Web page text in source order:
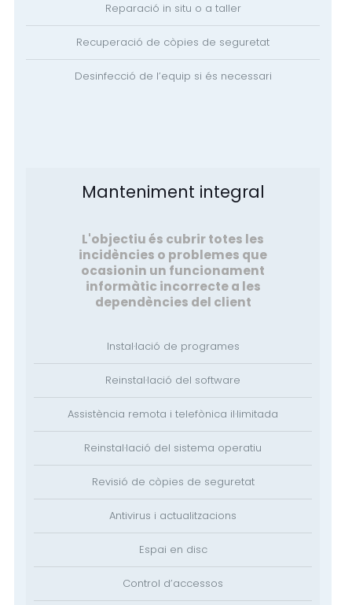
Reparació in situ o a taller
Recuperació de còpies de seguretat
Desinfecció de l’equip si és necessari
Manteniment integral
L'objectiu és cubrir totes les
incidències o problemes que
ocasionin un funcionament
informàtic incorrecte a les
dependències del client
Instal·lació de programes
Reinstal·lació del software
Assistència remota i telefònica il·limitada
Reinstal·lació del sistema operatiu
Revisió de còpies de seguretat
Antivirus i actualitzacions
Espai en disc
Control d’accessos